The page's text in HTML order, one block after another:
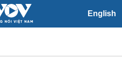
English